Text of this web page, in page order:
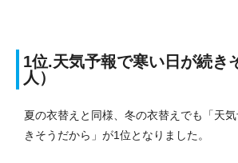
1位.天気予報で寒い日が続き
人）
夏の衣替えと同様、冬の衣替えでも「天
きそうだから」が1位となりました。